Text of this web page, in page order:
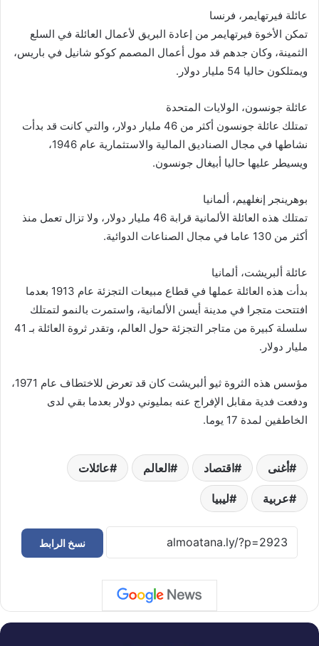
عائلة فيرتهايمر، فرنسا
تمكن الأخوة فيرتهايمر من إعادة البريق لأعمال العائلة في السلع
الثمينة، وكان جدهم قد مول أعمال المصمم كوكو شانيل في باريس،
ويمتلكون حاليا 54 مليار دولار.
عائلة جونسون، الولايات المتحدة
تمتلك عائلة جونسون أكثر من 46 مليار دولار، والتي كانت قد بدأت
نشاطها في مجال الصناديق المالية والاستثمارية عام 1946،
ويسيطر عليها حاليا أبيغال جونسون.
بوهرينجر إنغلهيم، ألمانيا
تمتلك هذه العائلة الألمانية قرابة 46 مليار دولار، ولا تزال تعمل منذ
أكثر من 130 عاما في مجال الصناعات الدوائية.
عائلة ألبريشت، ألمانيا
بدأت هذه العائلة عملها في قطاع مبيعات التجزئة عام 1913 بعدما
افتتحت متجرا في مدينة أيسن الألمانية، واستمرت بالنمو لتمتلك
سلسلة كبيرة من متاجر التجزئة حول العالم، وتقدر ثروة العائلة بـ 41
مليار دولار.
مؤسس هذه الثروة ثيو ألبريشت كان قد تعرض للاختطاف عام 1971،
ودفعت فدية مقابل الإفراج عنه بمليوني دولار بعدما بقي لدى
الخاطفين لمدة 17 يوما.
أغنى اقتصاد العالم عائلات
عربية ليبيا
نسخ الرابط